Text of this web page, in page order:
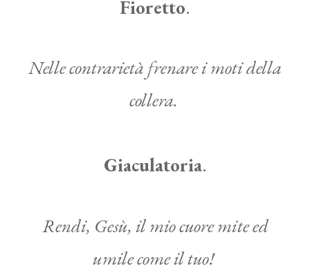
Fioretto.
Nelle contrarietà frenare i moti della
collera.
Giaculatoria.
Rendi, Gesù, il mio cuore mite ed
umile come il tuo!